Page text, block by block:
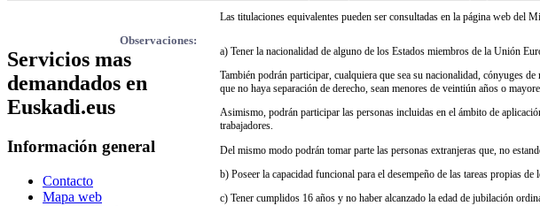
Las titulaciones equivalentes pueden ser consultadas en la página web del
a) Tener la nacionalidad de alguno de los Estados miembros de la Unión
También podrán participar, cualquiera que sea su nacionalidad, cónyuges
que no haya separación de derecho, sean menores de veintiún años o
Asimismo, podrán participar las personas incluidas en el ámbito de
trabajadores.
Del mismo modo podrán tomar parte las personas extranjeras que, no
b) Poseer la capacidad funcional para el desempeño de las tareas propias de
c) Tener cumplidos 16 años y no haber alcanzado la edad de jubilación
Observaciones:
Servicios mas
demandados en
Euskadi.eus
Información general
Contacto
Mapa web